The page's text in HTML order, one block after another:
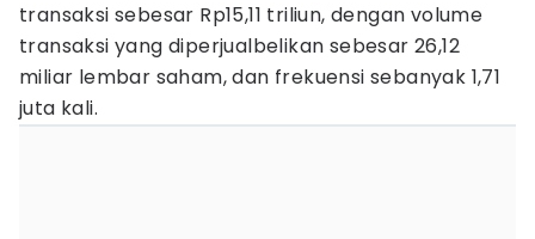
transaksi sebesar Rp15,11 triliun, dengan volume
transaksi yang diperjualbelikan sebesar 26,12
miliar lembar saham, dan frekuensi sebanyak 1,71
juta kali.